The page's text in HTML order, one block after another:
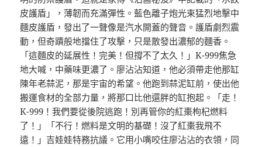
皮護盾」，薄韌而充滿彈性。藍色離子炮光束猛烈地擊中
麵皮護盾，發出了一聲像是汽水開蓋的聲音。護盾劇烈震
動，但奇蹟般地擋住了攻擊，只是散發出濃郁的麵香。
「這麵皮的延展性！完美！但撐不了太久！」K-999焦急
地大喊，中藥味更濃了。廖沾沾知道，他必須帶走他那缸
陳年老蒜泥，那是宇宙的希望。他跑到蒜泥缸前，使出他
搬運食材的全部力量，將那口比他還胖的缸抱起。「走！
K-999！我們要從後院逃跑！別再管你的紅棗枸杞燃料
了！」「不行！燃料是文明的基礎！沒了紅棗我飛不
遠！」吉娃娃特務抗議。它用小嘴咬住廖沾沾的衣領，同